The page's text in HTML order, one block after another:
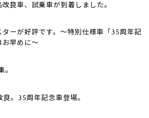
良車、試乗車が到着しました。
ターが好評です。～特別仕様車「35周年記
お早めに～
。
良。35周年記念車登場。